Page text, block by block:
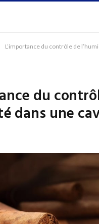
L’importance du contrôle de l’humidité
du
dans une